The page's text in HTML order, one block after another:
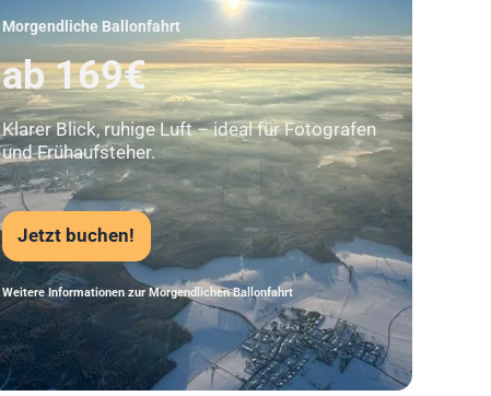
Morgendliche Ballonfahrt
ab 169€
Klarer Blick, ruhige Luft – ideal für Fotografen
und Frühaufsteher.
Jetzt buchen!
Weitere Informationen zur Morgendlichen Ballonfahrt